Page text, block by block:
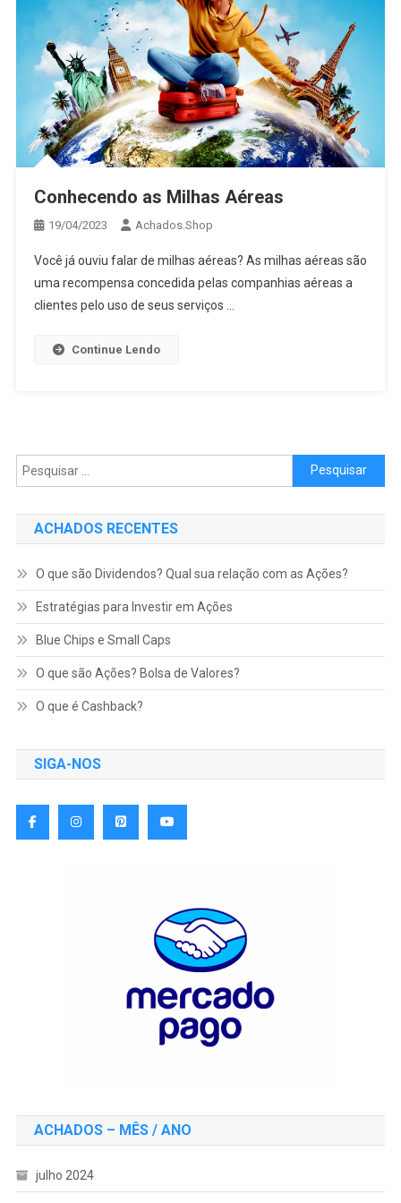
Conhecendo as Milhas Aéreas
19/04/2023 Achados.Shop
Você já ouviu falar de milhas aéreas? As milhas aéreas são
uma recompensa concedida pelas companhias aéreas a
clientes pelo uso de seus serviços …
Continue Lendo
Pesquisar por:
ACHADOS RECENTES
O que são Dividendos? Qual sua relação com as Ações?
Estratégias para Investir em Ações
Blue Chips e Small Caps
O que são Ações? Bolsa de Valores?
O que é Cashback?
SIGA-NOS
ACHADOS – MÊS / ANO
julho 2024